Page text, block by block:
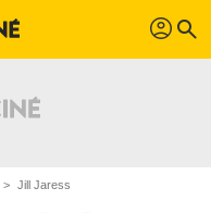
profil search
Jill Jaress